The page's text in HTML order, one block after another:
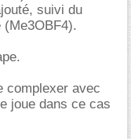
suivi du
complexer avec
joue dans ce cas